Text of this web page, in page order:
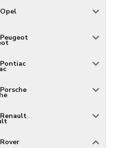
Opel
Peugeot
Pontiac
Porsche
Renault
Rover